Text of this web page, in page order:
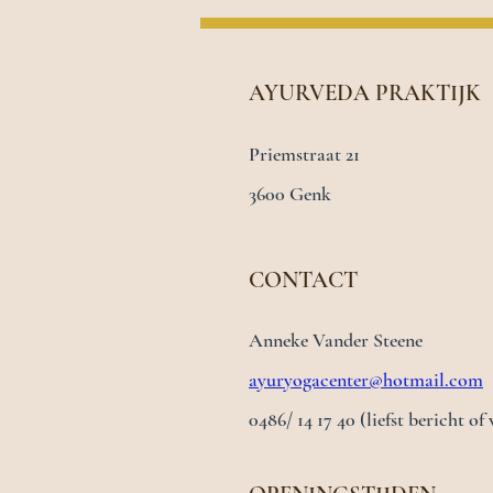
AYURVEDA PRAKTIJK
Priemstraat 21
3600 Genk
CONTACT
Anneke Vander Steene
ayuryogacenter@hotmail.com
0486/ 14 17 40 (liefst bericht of